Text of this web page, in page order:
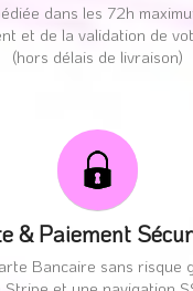
dans les 72h
et de la validation de
(hors délais de livraison)
& Paiement
Bancaire sans risque